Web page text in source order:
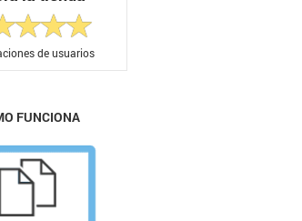
de usuarios
FUNCIONA